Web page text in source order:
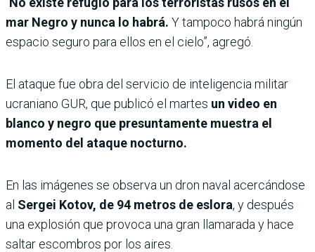
mar Negro y nunca lo habrá. Y tampoco habrá ningún
espacio seguro para ellos en el cielo”, agregó.
El ataque fue obra del servicio de inteligencia militar
ucraniano GUR, que publicó el martes un video en
blanco y negro que presuntamente muestra el
momento del ataque nocturno.
En las imágenes se observa un dron naval acercándose
al Sergei Kotov, de 94 metros de eslora, y después
una explosión que provoca una gran llamarada y hace
saltar escombros por los aires.